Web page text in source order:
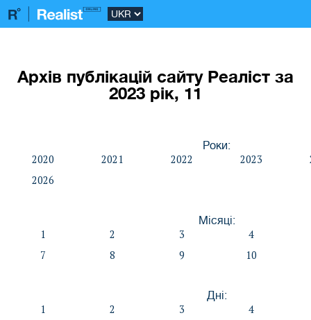
Архів публікацій сайту Реаліст за
2023 рік, 11
Роки:
2020 2021 2022 2023
2026
Місяці:
1 2 3
4
7
8 9 10
Дні:
1 2 3
4